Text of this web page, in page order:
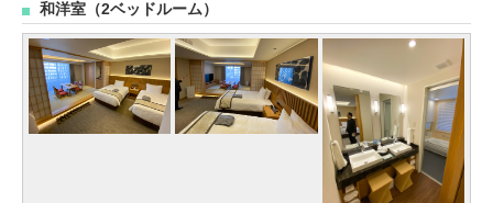
和洋室（2ベッドルーム）